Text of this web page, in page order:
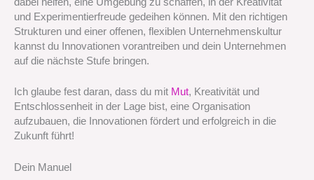
und Experimentierfreude gedeihen können. Mit den richtigen
Strukturen und einer offenen, flexiblen Unternehmenskultur
kannst du Innovationen vorantreiben und dein Unternehmen
auf die nächste Stufe bringen.
Ich glaube fest daran, dass du mit Mut, Kreativität und
Entschlossenheit in der Lage bist, eine Organisation
aufzubauen, die Innovationen fördert und erfolgreich in die
Zukunft führt!
Dein Manuel